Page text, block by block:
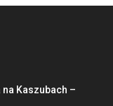
Kaszubach –